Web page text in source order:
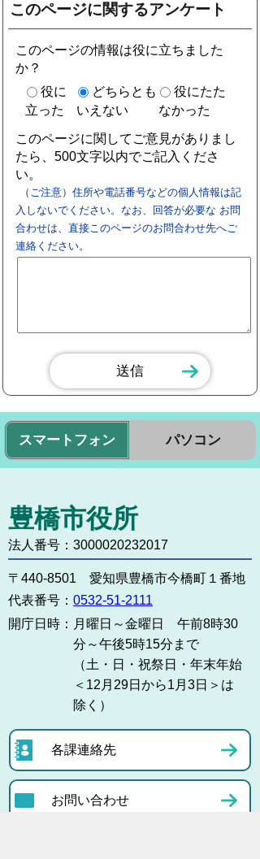
このページに関するアンケート
このページの情報は役に立ちました
か？
役に
立った
どちらとも
いえない
役にたた
なかった
このページに関してご意見がありまし
たら、500文字以内でご記入くださ
い。
（ご注意）住所や電話番号などの個人情報は記
入しないでください。なお、回答が必要な お問
合わせは、直接このページのお問合わせ先へご
連絡ください。
スマートフォン パソコン
豊橋市役所
法人番号：3000020232017
〒440-8501 愛知県豊橋市今橋町１番地
代表番号： 0532-51-2111
開庁日時： 月曜日～金曜日 午前8時30
分～午後5時15分まで
（土・日・祝祭日・年末年始
＜12月29日から1月3日＞は
除く）
各課連絡先
お問い合わせ